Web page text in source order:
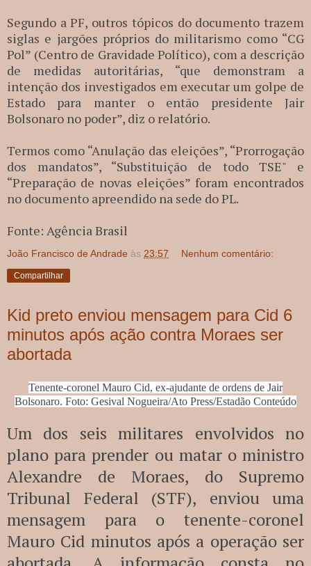
Segundo a PF, outros tópicos do documento trazem
siglas e jargões próprios do militarismo como “CG
Pol” (Centro de Gravidade Político), com a descrição
de medidas autoritárias, “que demonstram a
intenção dos investigados em executar um golpe de
Estado para manter o então presidente Jair
Bolsonaro no poder”, diz o relatório.
Termos como “Anulação das eleições”, “Prorrogação
dos mandatos”, “Substituição de todo TSE" e
“Preparação de novas eleições” foram encontrados
no documento apreendido na sede do PL.
Fonte: Agência Brasil
João Francisco de Andrade às 23:57 Nenhum comentário:
Compartilhar
Kid preto enviou mensagem para Cid 6
minutos após ação contra Moraes ser
abortada
Tenente-coronel Mauro Cid, ex-ajudante de ordens de Jair
Bolsonaro. Foto: Gesival Nogueira/Ato Press/Estadão Conteúdo
Um dos seis militares envolvidos no
plano para prender ou matar o ministro
Alexandre de Moraes, do Supremo
Tribunal Federal (STF), enviou uma
mensagem para o tenente-coronel
Mauro Cid minutos após a operação ser